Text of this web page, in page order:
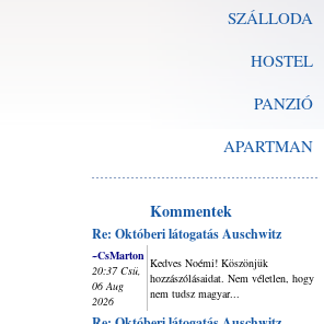
SZÁLLODA
HOSTEL
PANZIÓ
APARTMAN
Kommentek
Re: Októberi látogatás Auschwitz
~CsMarton
20:37 Csü,
06 Aug
2026
Kedves Noémi! Köszönjük
hozzászólásaidat. Nem véletlen, hogy
nem tudsz magyar...